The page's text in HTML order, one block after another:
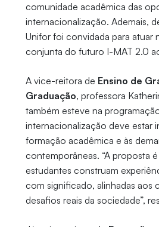
comunidade acadêmica das
internacionalização. Ademais,
Unifor foi convidada para atuar
conjunta do futuro I-MAT 2.0
A vice-reitora de Ensino de
Graduação, professora
também esteve na
internacionalização deve estar
formação acadêmica e às
contemporâneas. “A proposta
estudantes construam
com significado, alinhadas aos
desafios reais da sociedade”,